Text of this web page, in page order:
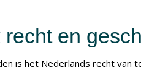
recht en
is het Nederlands recht van